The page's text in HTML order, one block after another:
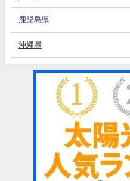
鹿児島県
沖縄県